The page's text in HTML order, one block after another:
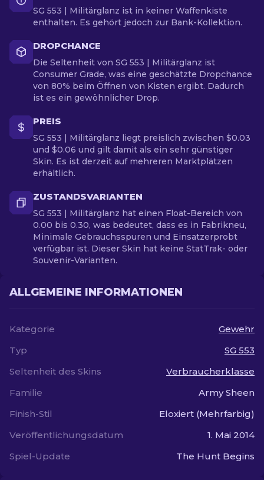
SG 553 | Militärglanz ist in keiner Waffenkiste
enthalten. Es gehört jedoch zur Bank-Kollektion.
DROPCHANCE
Die Seltenheit von SG 553 | Militärglanz ist
Consumer Grade, was eine geschätzte Dropchance
von 80% beim Öffnen von Kisten ergibt. Dadurch
ist es ein gewöhnlicher Drop.
PREIS
SG 553 | Militärglanz liegt preislich zwischen $0.03
und $0.06 und gilt damit als ein sehr günstiger
Skin. Es ist derzeit auf mehreren Marktplätzen
erhältlich.
ZUSTANDSVARIANTEN
SG 553 | Militärglanz hat einen Float-Bereich von
0.00 bis 0.30, was bedeutet, dass es in Fabrikneu,
Minimale Gebrauchsspuren und Einsatzerprobt
verfügbar ist. Dieser Skin hat keine StatTrak- oder
Souvenir-Varianten.
ALLGEMEINE INFORMATIONEN
Kategorie
Gewehr
Typ
SG 553
Seltenheit des Skins
Verbraucherklasse
Familie
Army Sheen
Finish-Stil
Eloxiert (Mehrfarbig)
Veröffentlichungsdatum
1. Mai 2014
Spiel-Update
The Hunt Begins